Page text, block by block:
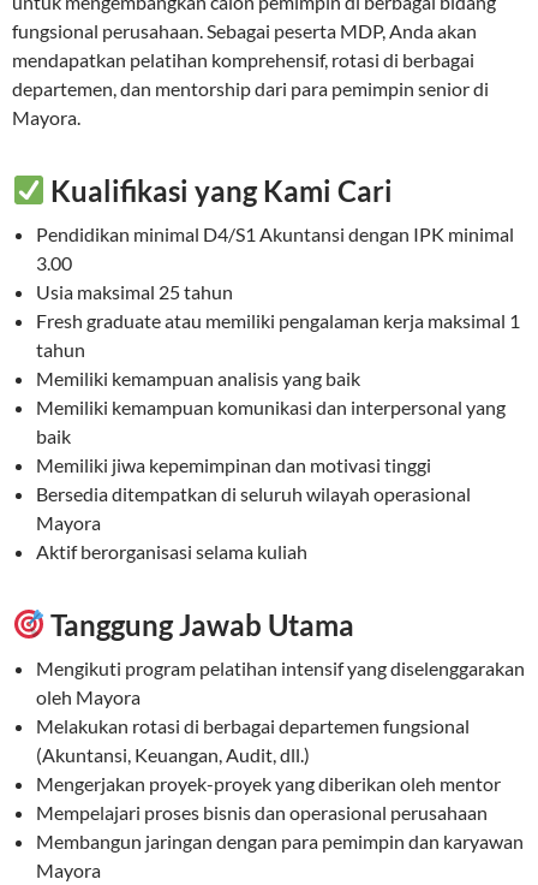
fungsional perusahaan. Sebagai peserta MDP, Anda akan
mendapatkan pelatihan komprehensif, rotasi di berbagai
departemen, dan mentorship dari para pemimpin senior di
Mayora.
Kualifikasi yang Kami Cari
Pendidikan minimal D4/S1 Akuntansi dengan IPK minimal
3.00
Usia maksimal 25 tahun
Fresh graduate atau memiliki pengalaman kerja maksimal 1
tahun
Memiliki kemampuan analisis yang baik
Memiliki kemampuan komunikasi dan interpersonal yang
baik
Memiliki jiwa kepemimpinan dan motivasi tinggi
Bersedia ditempatkan di seluruh wilayah operasional
Mayora
Aktif berorganisasi selama kuliah
Tanggung Jawab Utama
Mengikuti program pelatihan intensif yang diselenggarakan
oleh Mayora
Melakukan rotasi di berbagai departemen fungsional
(Akuntansi, Keuangan, Audit, dll.)
Mengerjakan proyek-proyek yang diberikan oleh mentor
Mempelajari proses bisnis dan operasional perusahaan
Membangun jaringan dengan para pemimpin dan karyawan
Mayora